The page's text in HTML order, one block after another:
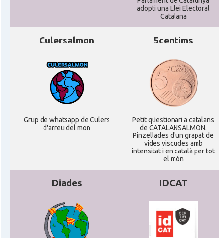
adopti una Llei Electoral
Catalana
Culersalmon
Grup de whatsapp de Culers
d'arreu del mon
5centims
Petit qüestionari a catalans
de CATALANSALMON.
Pinzellades d'un grapat de
vides viscudes amb
intensitat i en català per tot
el món
Diades IDCAT